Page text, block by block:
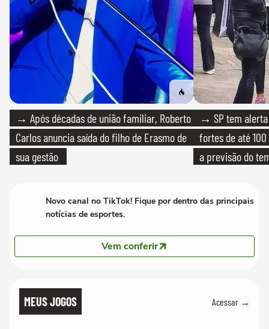
→ Após décadas de união familiar, Roberto
Carlos anuncia saída do filho de Erasmo de
sua gestão
→ SP tem
fortes de até
a previsão do
Novo canal no TikTok! Fique por dentro das principais
notícias de esportes.
Vem conferir
MEUS JOGOS Acessar →